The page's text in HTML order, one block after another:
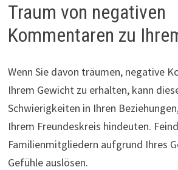
Traum von negativen
Kommentaren zu
Wenn Sie davon träumen, negative
Ihrem Gewicht zu erhalten, kann
Schwierigkeiten in Ihren
Ihrem Freundeskreis hindeuten.
Familienmitgliedern aufgrund Ihres
Gefühle auslösen.